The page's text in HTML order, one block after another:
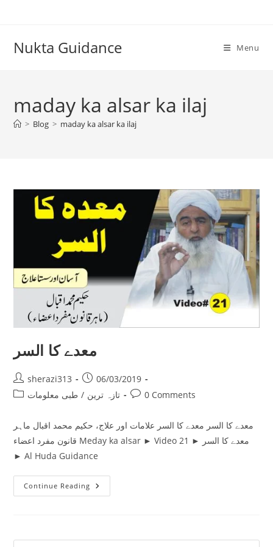
Nukta Guidance Menu
maday ka alsar ka ilaj
> Blog > maday ka alsar ka ilaj
معدے کا السر
Post
author:
sherazi313
Post
published:
06/03/2019
Post
تازہ ترین / طبی معلومات
Post0 Comments
معدے کا السر معدے کا السر علامات اور علاج، حکیم محمد اقبال ماہر
قانون مفرد اعضاء Meday ka alsar ► Video 21 ► معدے کا السر
► Al Huda Guidance
Continue Reading معدے
کا